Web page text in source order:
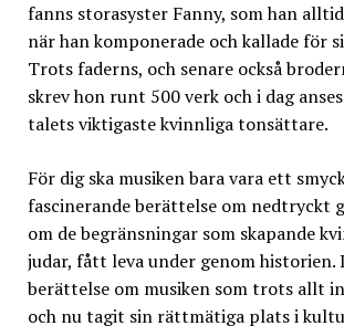
fanns storasyster Fanny, som han
när han komponerade och kallade för
Trots faderns, och senare också
skrev hon runt 500 verk och i dag
talets viktigaste kvinnliga tonsättare.
För dig ska musiken bara vara ett
fascinerande berättelse om nedtryckt
om de begränsningar som skapande
judar, fått leva under genom historien.
berättelse om musiken som trots allt
och nu tagit sin rättmätiga plats i